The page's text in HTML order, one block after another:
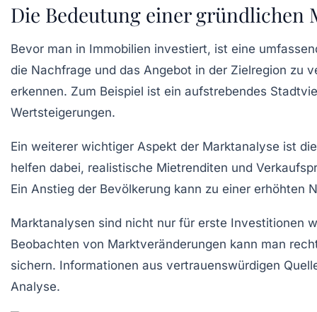
Die Bedeutung einer
Bevor man in Immobilien investiert, ist eine
die Nachfrage und das Angebot in der Zielregion zu
erkennen. Zum Beispiel ist ein aufstrebendes
Wertsteigerungen.
Ein weiterer wichtiger Aspekt der Marktanalyse ist
helfen dabei, realistische Mietrenditen und
Ein Anstieg der Bevölkerung kann zu einer
Marktanalysen sind nicht nur für erste Investitionen
Beobachten von Marktveränderungen kann man
sichern. Informationen aus vertrauenswürdigen
Analyse.